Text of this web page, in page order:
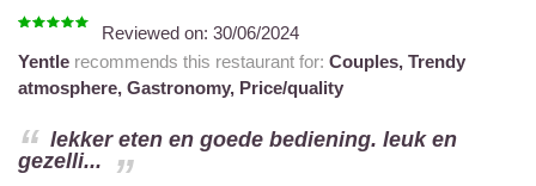
Reviewed on: 30/06/2024
Yentle recommends this restaurant for: Couples, Trendy
atmosphere, Gastronomy, Price/quality
lekker eten en goede bediening. leuk en
gezelli...